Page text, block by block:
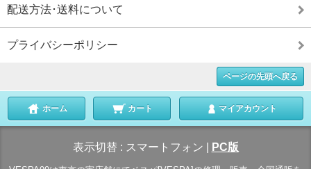
配送方法･送料について
プライバシーポリシー
ページの先頭へ戻る
ホーム カート マイアカウント
表示切替 : スマートフォン PC版